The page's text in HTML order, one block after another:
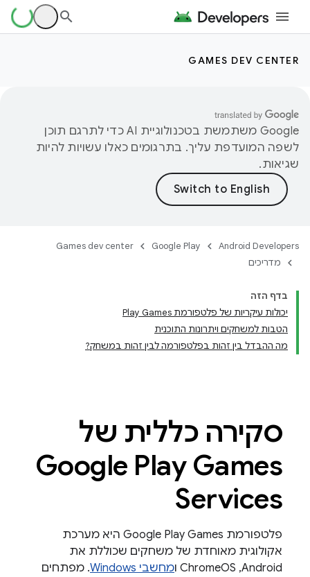
GAMES DEV CENTER
‫Google משתמשת בטכנולוגיית AI כדי לתרגם תוכן
לשפה המועדפת עליך. בתרגומים כאלו עשויות להיות
שגיאות.
Android Developers
Google Play
Games dev center
מדריכים
בדף הזה
יכולות עיקריות של פלטפורמת Play Games
הטבות למשחקים ויתרונות התוכנית
מה ההבדל בין זהות בפלטפורמה לבין זהות במשחק?
סקירה כללית של
Google Play Games
Services
פלטפורמת Google Play Games היא מערכת
אקולוגית מאוחדת של משחקים שכוללת את
Android,‏ ChromeOS ו
מחשבי Windows
. מפתחים